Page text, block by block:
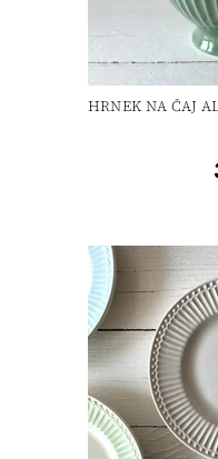
HRNEK NA ČAJ